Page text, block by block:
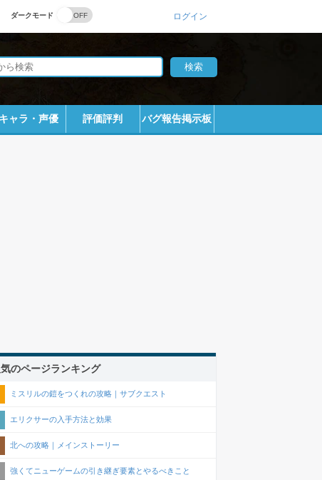
ダークモード ログイン
キャラ・声優 評価評判 バグ報告掲示板
気のページランキング
ミスリルの鎧をつくれの攻略｜サブクエスト
エリクサーの入手方法と効果
北への攻略｜メインストーリー
強くてニューゲームの引き継ぎ要素とやるべきこと